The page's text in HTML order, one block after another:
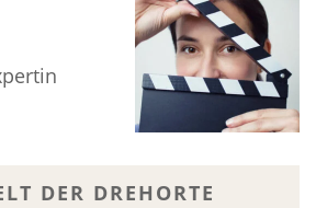
DER DREHORTE